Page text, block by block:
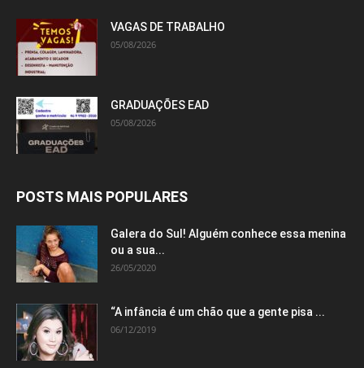
VAGAS DE TRABALHO
05/08/2026
GRADUAÇÕES EAD
05/08/2026
POSTS MAIS POPULARES
Galera do Sul! Alguém conhece essa menina
ou a sua...
26/05/2020
“A infância é um chão que a gente pisa ...
06/12/2019